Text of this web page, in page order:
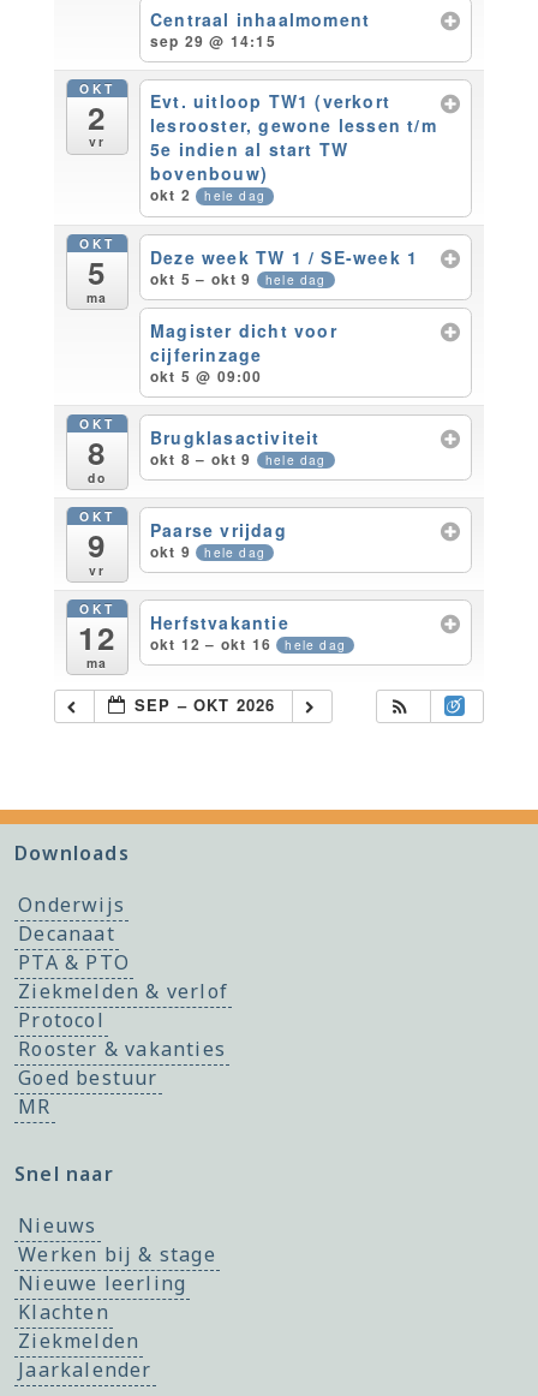
Centraal inhaalmoment
sep 29 @ 14:15
OKT
2
vr
Evt. uitloop TW1 (verkort
lesrooster, gewone lessen t/m
5e indien al start TW
bovenbouw)
okt 2 hele dag
OKT
5
ma
Deze week TW 1 / SE-week 1
okt 5 – okt 9 hele dag
Magister dicht voor
cijferinzage
okt 5 @ 09:00
OKT
8
do
Brugklasactiviteit
okt 8 – okt 9 hele dag
OKT
9
vr
Paarse vrijdag
okt 9 hele dag
OKT
12
ma
Herfstvakantie
okt 12 – okt 16 hele dag
SEP – OKT 2026
Downloads
Onderwijs
Decanaat
PTA & PTO
Ziekmelden & verlof
Protocol
Rooster & vakanties
Goed bestuur
MR
Snel naar
Nieuws
Werken bij & stage
Nieuwe leerling
Klachten
Ziekmelden
Jaarkalender